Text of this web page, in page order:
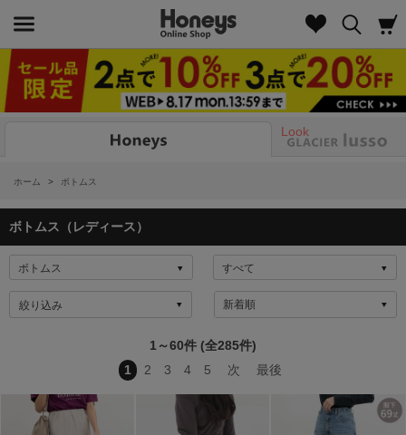
Look
ホーム > ボトムス
ボトムス（レディース）
絞り込み
1～60件 (全285件)
1
2 3 4 5 次 最後